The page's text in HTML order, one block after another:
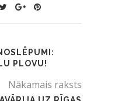
PLOVU!
Nākamais raksts